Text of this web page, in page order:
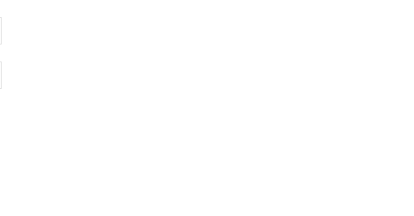
electrónico:*
web: